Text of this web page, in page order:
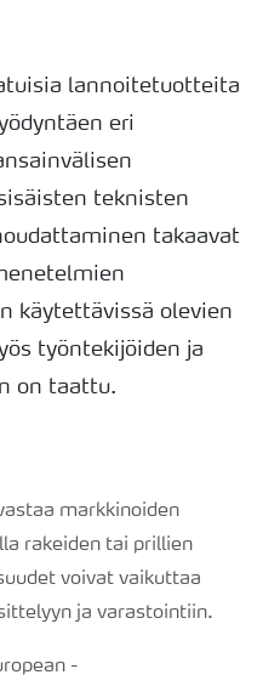
lannoitetuotteita
eri
teknisten
takaavat
käytettävissä olevien
työntekijöiden ja
on taattu.
markkinoiden
rakeiden tai prillien
voivat vaikuttaa
ja varastointiin.
-